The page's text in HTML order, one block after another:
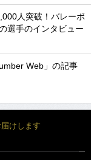
人突破！バレーボ
選手のインタビュー
Web」の記事
けします